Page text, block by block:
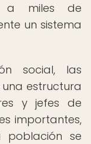
a miles de
un sistema
social, las
estructura
y jefes de
importantes,
se